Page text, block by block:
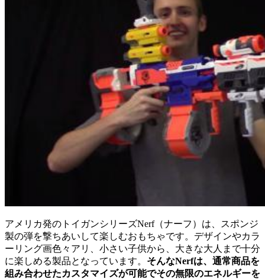
アメリカ発のトイガンシリーズNerf（ナーフ）は、スポンジ
製の弾を撃ちあいして楽しむおもちゃです。デザインやカラ
ーリング画色々アリ、小さい子供から、大きな大人まで十分
に楽しめる製品となっています。 そんなNerfは、通常商品を
組み合わせたカスタマイズが可能でその無限のエネルギーを